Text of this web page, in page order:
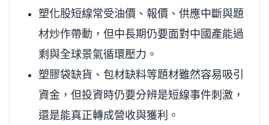
塑化股短線常受油價、報價、供應中斷與題
材炒作帶動，但中長期仍要面對中國產能過
剩與全球景氣循環壓力。
塑膠袋缺貨、包材缺料等題材雖然容易吸引
資金，但投資時仍要分辨是短線事件刺激，
還是能真正轉成營收與獲利。